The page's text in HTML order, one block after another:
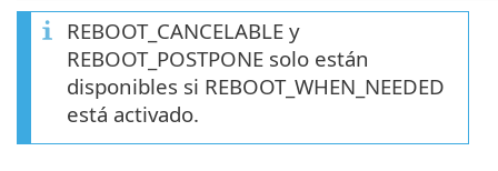
REBOOT_CANCELABLE y
REBOOT_POSTPONE solo están
disponibles si REBOOT_WHEN_NEEDED
está activado.